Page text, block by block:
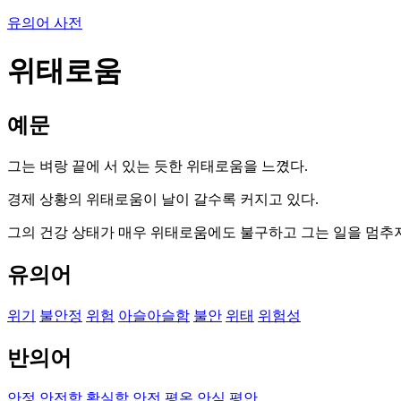
유의어 사전
위태로움
예문
그는 벼랑 끝에 서 있는 듯한 위태로움을 느꼈다.
경제 상황의 위태로움이 날이 갈수록 커지고 있다.
그의 건강 상태가 매우 위태로움에도 불구하고 그는 일을 멈추
유의어
위기 불안정 위험 아슬아슬함 불안 위태 위험성
반의어